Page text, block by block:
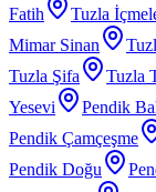
Fatih
Tuzla
Mimar Sinan
Tuzla Şifa
Tuzla
Yesevi
Pendik
Pendik Çamçeşme
Pendik Doğu